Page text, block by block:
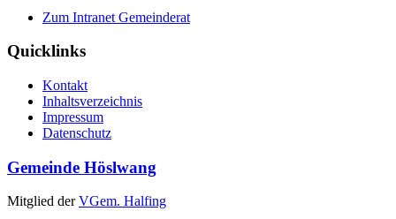
Zum Intranet Gemeinderat
Quicklinks
Kontakt
Inhaltsverzeichnis
Impressum
Datenschutz
Gemeinde Höslwang
Mitglied derVGem. Halfing